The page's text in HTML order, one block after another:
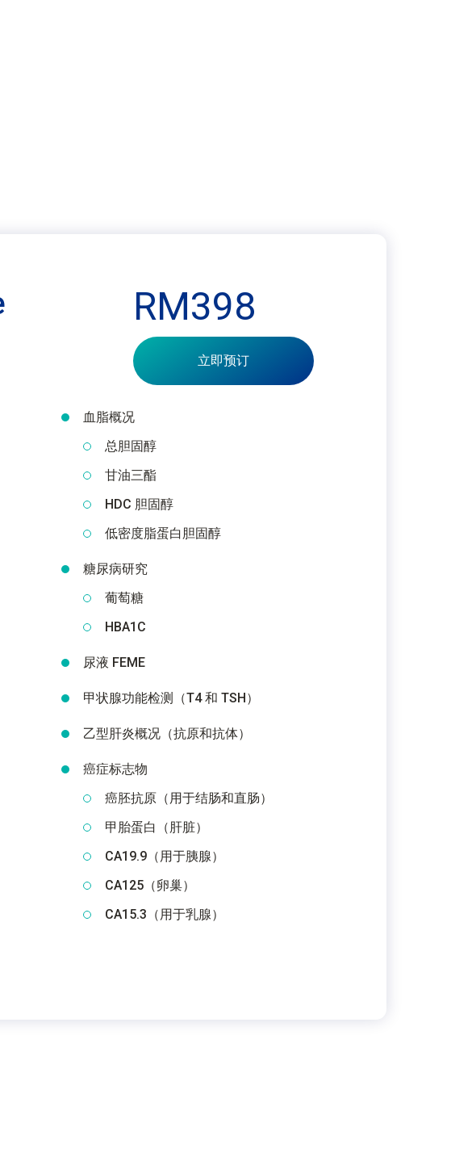
RM398
立即预订
血脂概况
总胆固醇
甘油三酯
HDC 胆固醇
低密度脂蛋白胆固醇
糖尿病研究
葡萄糖
HBA1C
尿液 FEME
甲状腺功能检测（T4 和 TSH）
乙型肝炎概况（抗原和抗体）
癌症标志物
癌胚抗原（用于结肠和直肠）
甲胎蛋白（肝脏）
CA19.9（用于胰腺）
CA125（卵巢）
CA15.3（用于乳腺）